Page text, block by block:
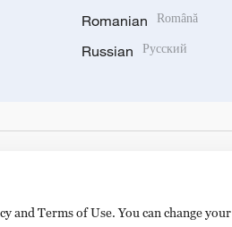
Romanian Română
Russian Русский
and Terms of Use. You can change your